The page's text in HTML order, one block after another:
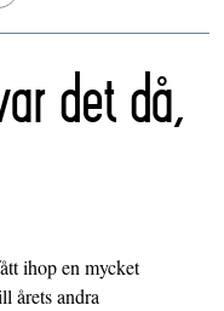
det då,
ihop en mycket
årets andra